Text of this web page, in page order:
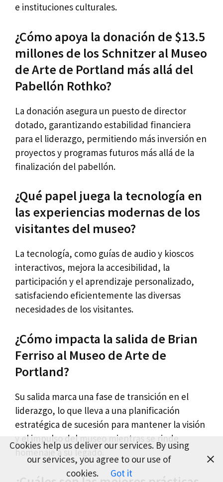
e instituciones culturales.
¿Cómo apoya la donación de $13.5
millones de los Schnitzer al Museo
de Arte de Portland más allá del
Pabellón Rothko?
La donación asegura un puesto de director
dotado, garantizando estabilidad financiera
para el liderazgo, permitiendo más inversión en
proyectos y programas futuros más allá de la
finalización del pabellón.
¿Qué papel juega la tecnología en
las experiencias modernas de los
visitantes del museo?
La tecnología, como guías de audio y kioscos
interactivos, mejora la accesibilidad, la
participación y el aprendizaje personalizado,
satisfaciendo eficientemente las diversas
necesidades de los visitantes.
¿Cómo impacta la salida de Brian
Ferriso al Museo de Arte de
Portland?
Su salida marca una fase de transición en el
liderazgo, lo que lleva a una planificación
estratégica de sucesión para mantener la visión
y el impulso del museo mientras se rinde
homenaje a su legado.
Cookies help us deliver our services. By using
our services, you agree to our use of
cookies.
Got it